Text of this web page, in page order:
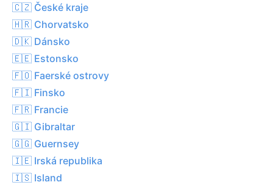
🇨🇿 České kraje
🇭🇷 Chorvatsko
🇩🇰 Dánsko
🇪🇪 Estonsko
🇫🇴 Faerské ostrovy
🇫🇮 Finsko
🇫🇷 Francie
🇬🇮 Gibraltar
🇬🇬 Guernsey
🇮🇪 Irská republika
🇮🇸 Island